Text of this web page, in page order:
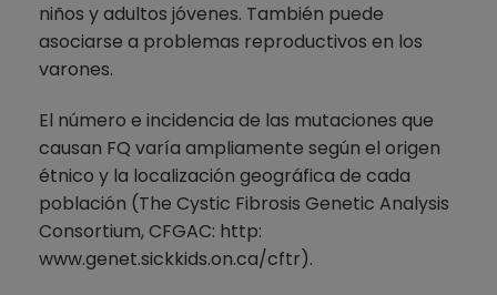
niños y adultos jóvenes. También puede
asociarse a problemas reproductivos en los
varones.
El número e incidencia de las mutaciones que
causan FQ varía ampliamente según el origen
étnico y la localización geográfica de cada
población (The Cystic Fibrosis Genetic Analysis
Consortium, CFGAC: http:
www.genet.sickkids.on.ca/cftr).